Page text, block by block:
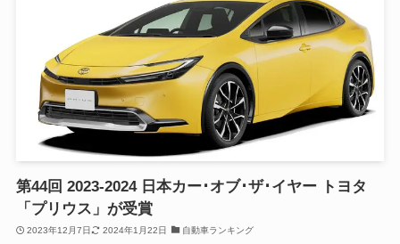
第44回 2023-2024 日本カー･オブ･ザ･イヤー トヨタ
「プリウス」が受賞
2023年12月7日 2024年1月22日 自動車ランキング